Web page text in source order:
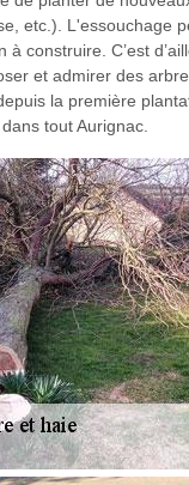
etc.). L'essouchage
construire. C’est
et admirer des
la première
tout Aurignac.